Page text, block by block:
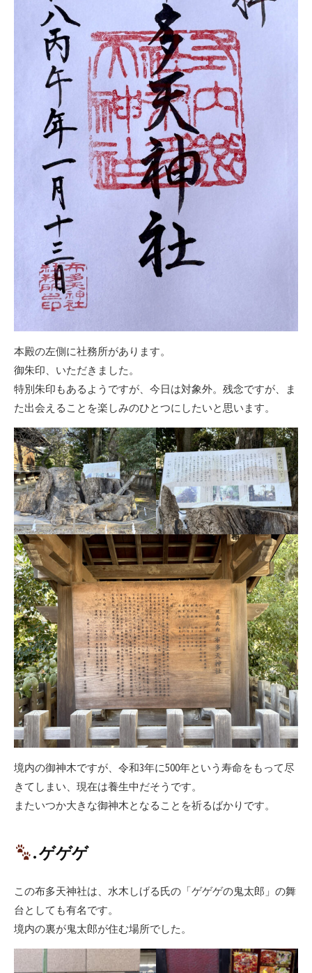
本殿の左側に社務所があります。
御朱印、いただきました。
特別朱印もあるようですが、今日は対象外。残念ですが、ま
た出会えることを楽しみのひとつにしたいと思います。
境内の御神木ですが、令和3年に500年という寿命をもって尽
きてしまい、現在は養生中だそうです。
またいつか大きな御神木となることを祈るばかりです。
. ゲゲゲ
この布多天神社は、水木しげる氏の「ゲゲゲの鬼太郎」の舞
台としても有名です。
境内の裏が鬼太郎が住む場所でした。